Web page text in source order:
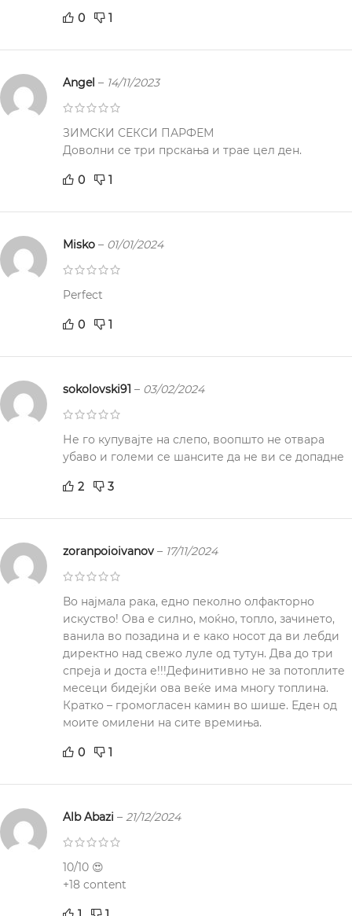
0 1
Angel – 14/11/2023
ЗИМСКИ СЕКСИ ПАРФЕМ
Доволни се три прскања и трае цел ден.
0 1
Misko – 01/01/2024
Perfect
0 1
sokolovski91 – 03/02/2024
Не го купувајте на слепо, воопшто не отвара
убаво и големи се шансите да не ви се допадне
2 3
zoranpoioivanov – 17/11/2024
Во најмала рака, едно пеколно олфакторно
искуство! Ова е силно, моќно, топло, зачинето,
ванила во позадина и е како носот да ви лебди
директно над свежо луле од тутун. Два до три
спреја и доста е!!!Дефинитивно не за потоплите
месеци бидејќи ова веќе има многу топлина.
Кратко – громогласен камин во шише. Еден од
моите омилени на сите времиња.
0 1
Alb Abazi – 21/12/2024
10/10 😍
+18 content